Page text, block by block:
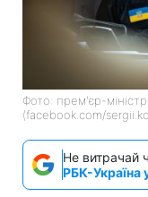
Фото: прем'єр-
(facebook.com/
Не витрачай
РБК-Україна